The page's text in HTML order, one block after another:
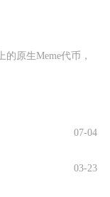
的原生Meme代币，
07-04
03-23